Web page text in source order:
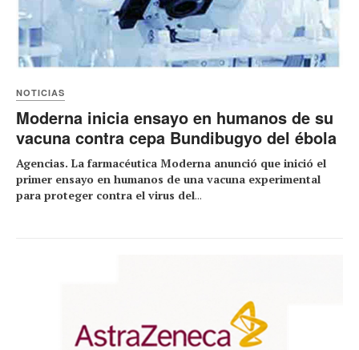
NOTICIAS
Moderna inicia ensayo en humanos de su
vacuna contra cepa Bundibugyo del ébola
Agencias. La farmacéutica Moderna anunció ⁠que inició el
primer ensayo en humanos de una ⁠vacuna experimental
para proteger contra el virus del...